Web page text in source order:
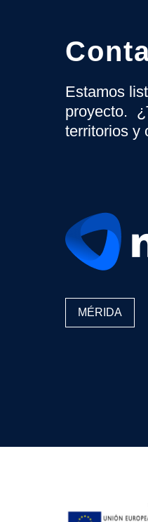
Estamos
proyecto.
territorios y
MÉRIDA